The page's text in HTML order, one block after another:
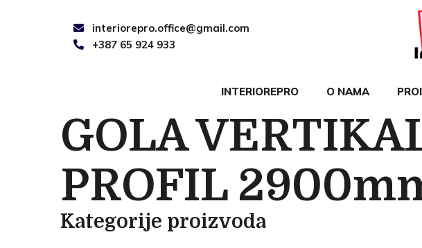
interiorepro.office@gmail.com
+387 65 924 933
INTERIOREPRO O NAMA
GOLA
PROFIL
Kategorije proizvoda